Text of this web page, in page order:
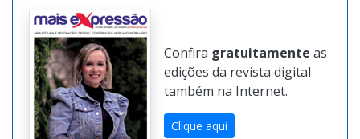
Confira gratuitamente as
edições da revista digital
também na Internet.
Clique aqui